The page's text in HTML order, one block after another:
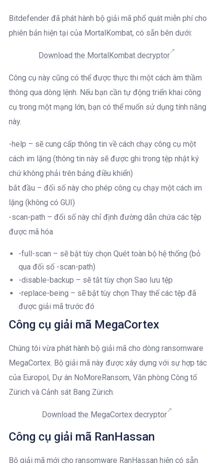
Bitdefender đã phát hành bộ giải mã phổ quát miễn phí cho
phiên bản hiện tại của MortalKombat, có sẵn bên dưới:
Download the MortalKombat decryptor
Công cụ này cũng có thể được thực thi một cách âm thầm
thông qua dòng lệnh. Nếu bạn cần tự động triển khai công
cụ trong một mạng lớn, bạn có thể muốn sử dụng tính năng
này.
-help – sẽ cung cấp thông tin về cách chạy công cụ một
cách im lặng (thông tin này sẽ được ghi trong tệp nhật ký
chứ không phải trên bảng điều khiển)
bắt đầu – đối số này cho phép công cụ chạy một cách im
lặng (không có GUI)
-scan-path – đối số này chỉ định đường dẫn chứa các tệp
được mã hóa
-full-scan – sẽ bật tùy chọn Quét toàn bộ hệ thống (bỏ
qua đối số -scan-path)
-disable-backup – sẽ tắt tùy chọn Sao lưu tệp
-replace-being – sẽ bật tùy chọn Thay thế các tệp đã
được giải mã trước đó
Công cụ giải mã MegaCortex
Chúng tôi vừa phát hành bộ giải mã cho dòng ransomware
MegaCortex. Bộ giải mã này được xây dựng với sự hợp tác
của Europol, Dự án NoMoreRansom, Văn phòng Công tố
Zürich và Cảnh sát Bang Zürich.
Download the MegaCortex decryptor
Công cụ giải mã RanHassan
Bộ giải mã mới cho ransomware RanHassan hiện có sẵn